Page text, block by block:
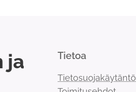
ja
Tietoa
Tietosuojakäytäntö